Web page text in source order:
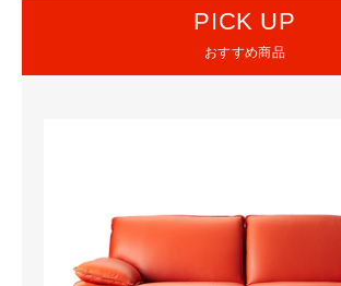
PICK UP
おすすめ商品